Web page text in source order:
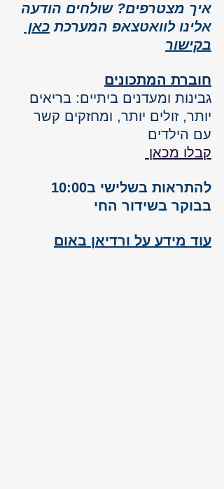
איך מצטרפים? שולחים הודעה
אלינו לוואטצאפ המערכת כאן
בקישור
חוברת המתכונים
גבינות ומעדנים ביתיים: בריאים
יותר, זולים יותר, ומחזקים קשר
עם הילדים
קבלו מכאן
בבוקר בשידור החי
עוד מידע על ורדיאן באום